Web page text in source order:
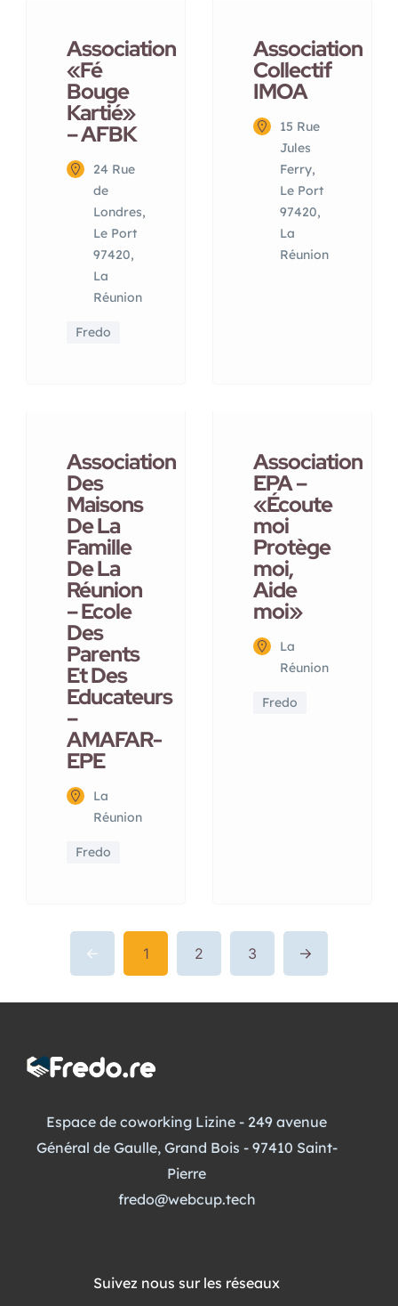
Association
«Fé
Bouge
Kartié»
– AFBK
24 Rue
de
Londres,
Le Port
97420,
La
Réunion
Fredo
Association
Collectif
IMOA
15 Rue
Jules
Ferry,
Le Port
97420,
La
Réunion
Association
Des
Maisons
De La
Famille
De La
Réunion
– Ecole
Des
Parents
Et Des
Educateurs
–
AMAFAR-
EPE
La
Réunion
Fredo
Association
EPA –
«Écoute
moi
Protège
moi,
Aide
moi»
La
Réunion
Fredo
1 2 3
Espace de coworking Lizine - 249 avenue
Général de Gaulle, Grand Bois - 97410 Saint-
Pierre
fredo@webcup.tech
Suivez nous sur les réseaux